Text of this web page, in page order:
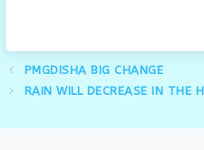
PMGDISHA BIG CHANGE
RAIN WILL DECREASE IN THE